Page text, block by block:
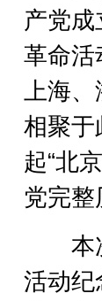
产党
革命活
上海、
相聚于
起“北
党完整
本次
活动纪